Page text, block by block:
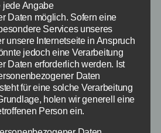
Behebung des
Update, welches am
für die PS3 als auch PS4
vorrangig die Probleme
GTA V und kleinere
jede Angabe
Daten möglich. Sofern eine
Services unseres
unsere Internetseite in Anspruch
jedoch eine Verarbeitung
Daten erforderlich werden. Ist
Daten
für eine solche Verarbeitung
holen wir generell eine
Person ein.